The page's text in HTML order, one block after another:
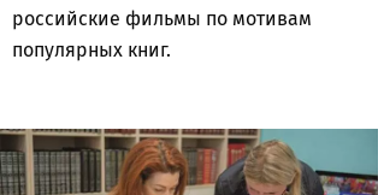
российские фильмы по мотивам
популярных книг.